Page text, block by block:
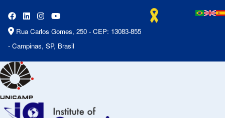
Rua Carlos Gomes, 250 - CEP: 13083-855
- Campinas, SP, Brasil